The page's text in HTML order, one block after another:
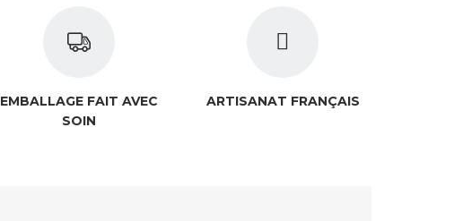
EMBALLAGE FAIT AVEC
SOIN
ARTISANAT FRANÇAIS